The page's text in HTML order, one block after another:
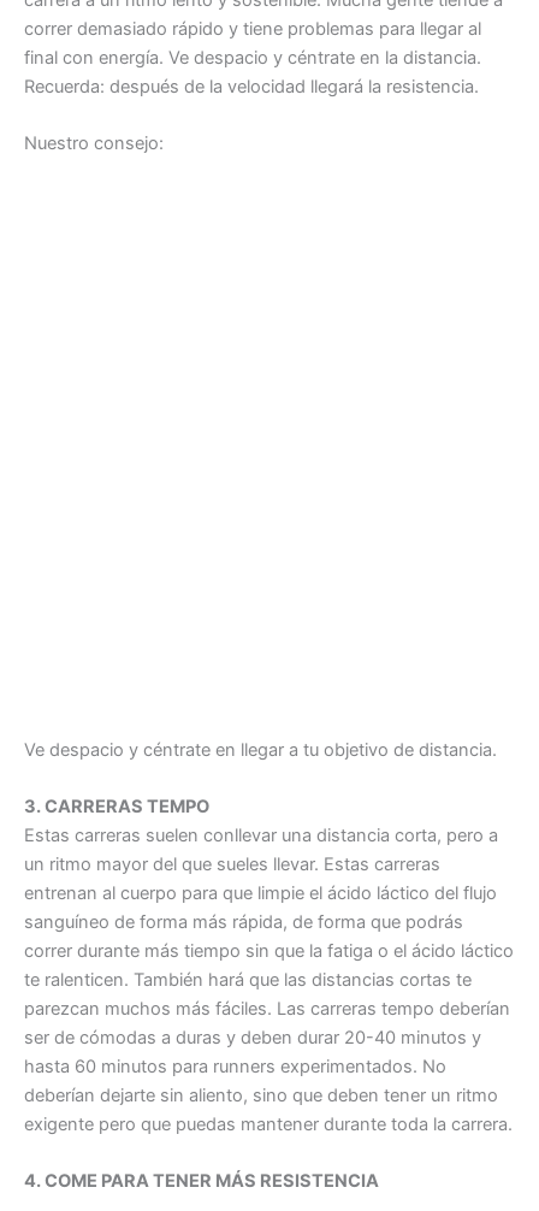
correr demasiado rápido y tiene problemas para llegar al
final con energía. Ve despacio y céntrate en la distancia.
Recuerda: después de la velocidad llegará la resistencia.
Nuestro consejo:
Ve despacio y céntrate en llegar a tu objetivo de distancia.
3. CARRERAS TEMPO
Estas carreras suelen conllevar una distancia corta, pero a
un ritmo mayor del que sueles llevar. Estas carreras
entrenan al cuerpo para que limpie el ácido láctico del flujo
sanguíneo de forma más rápida, de forma que podrás
correr durante más tiempo sin que la fatiga o el ácido láctico
te ralenticen. También hará que las distancias cortas te
parezcan muchos más fáciles. Las carreras tempo deberían
ser de cómodas a duras y deben durar 20-40 minutos y
hasta 60 minutos para runners experimentados. No
deberían dejarte sin aliento, sino que deben tener un ritmo
exigente pero que puedas mantener durante toda la carrera.
4. COME PARA TENER MÁS RESISTENCIA